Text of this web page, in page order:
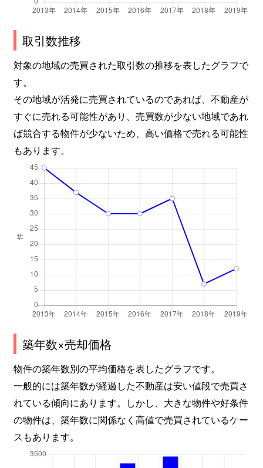
取引数推移
対象の地域の売買された取引数の推移を表したグラフで
す。
その地域が活発に売買されているのであれば、不動産が
すぐに売れる可能性があり、売買数が少ない地域であれ
ば競合する物件が少ないため、高い価格で売れる可能性
もあります。
築年数×売却価格
物件の築年数別の平均価格を表したグラフです。
一般的には築年数が経過した不動産は安い値段で売買さ
れている傾向にあります。しかし、大きな物件や好条件
の物件は、築年数に関係なく高値で売買されているケー
スもあります。